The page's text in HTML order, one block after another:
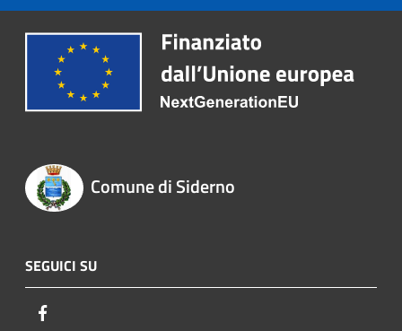
Comune di Siderno
SEGUICI SU